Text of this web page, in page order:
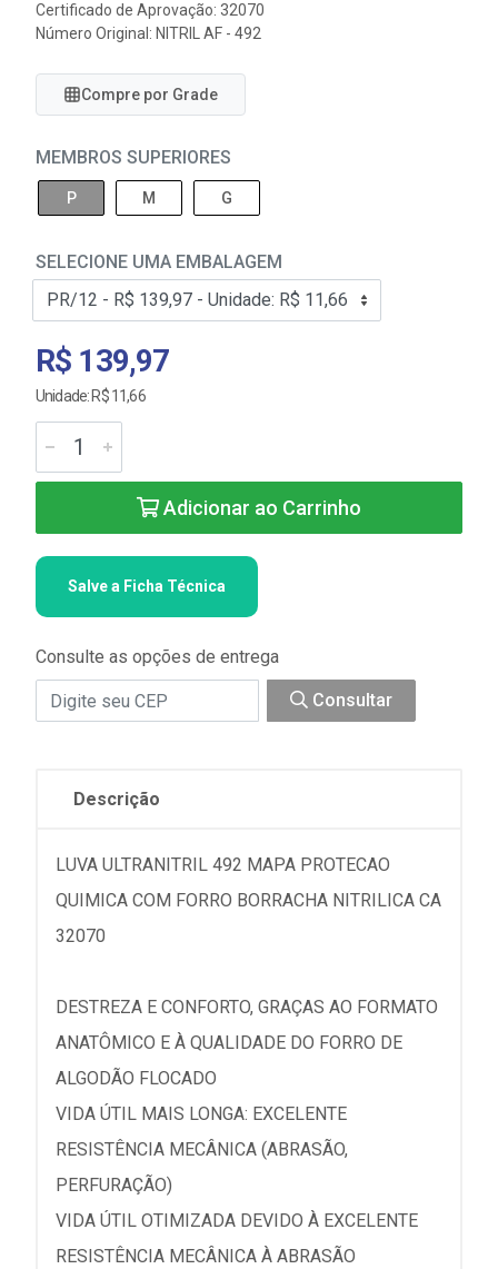
Certificado de Aprovação: 32070
Número Original: NITRIL AF - 492
Compre por Grade
MEMBROS SUPERIORES
P M G
SELECIONE UMA EMBALAGEM
R$ 139,97
Unidade: R$ 11,66
Adicionar ao Carrinho
Salve a Ficha Técnica
Consulte as opções de entrega
Consultar
Descrição
LUVA ULTRANITRIL 492 MAPA PROTECAO
QUIMICA COM FORRO BORRACHA NITRILICA CA
32070
DESTREZA E CONFORTO, GRAÇAS AO FORMATO
ANATÔMICO E À QUALIDADE DO FORRO DE
ALGODÃO FLOCADO
VIDA ÚTIL MAIS LONGA: EXCELENTE
RESISTÊNCIA MECÂNICA (ABRASÃO,
PERFURAÇÃO)
VIDA ÚTIL OTIMIZADA DEVIDO À EXCELENTE
RESISTÊNCIA MECÂNICA À ABRASÃO